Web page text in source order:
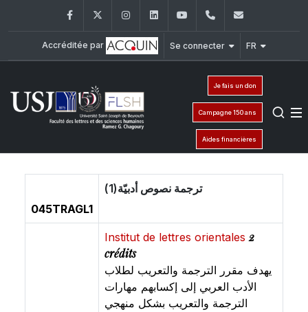
FacebookTwitter InstagramLinkedInYouTube+961 (1) 421 000
Accréditée par Se connecter FR
Je fais un don
Campagne 150 ans
Aides financières
045TRAGL1
ترجمة نصوص أدبيّة(1)
Institut de lettres orientales2
crédits
يهدف مقرر الترجمة والتعريب لطلاب
الأدب العربي إلى إكسابهم مهارات
الترجمة والتعريب بشكل منهجي